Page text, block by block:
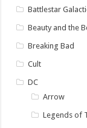
Battlestar
Beauty and the
Breaking Bad
Cult
DC
Arrow
Legends of